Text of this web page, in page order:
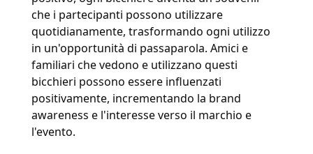
che i partecipanti possono utilizzare
quotidianamente, trasformando ogni utilizzo
in un'opportunità di passaparola. Amici e
familiari che vedono e utilizzano questi
bicchieri possono essere influenzati
positivamente, incrementando la brand
awareness e l'interesse verso il marchio e
l'evento.